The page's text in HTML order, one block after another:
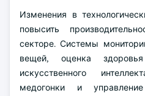
Изменения в
повысить
секторе. Системы
вещей, оценка
искусственного
медогонки и